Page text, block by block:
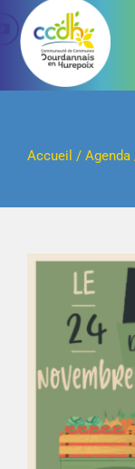
Passer
contenu
Accueil / Agenda